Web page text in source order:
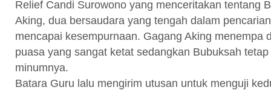
Relief Candi Surowono yang menceritakan tentang
Aking, dua bersaudara yang tengah dalam
mencapai kesempurnaan. Gagang Aking menempa
puasa yang sangat ketat sedangkan Bubuksah
minumnya.
Batara Guru lalu mengirim utusan untuk menguji